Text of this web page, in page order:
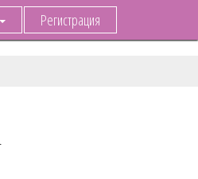
Регистрация